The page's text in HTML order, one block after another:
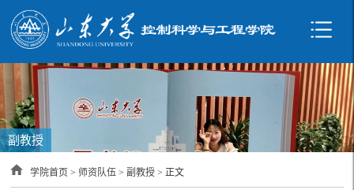
副教授
学院首页 > 师资队伍 > 副教授 > 正文